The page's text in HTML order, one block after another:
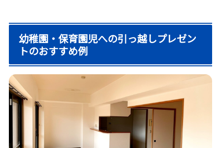
幼稚園・保育園児への引っ越しプレゼン
トのおすすめ例